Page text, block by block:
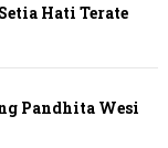
Hati Terate
Pandhita Wesi